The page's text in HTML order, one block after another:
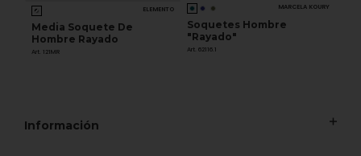
ELEMENTO
Media Soquete De
Hombre Rayado
Art. 121MR
MARCELA KOURY
Soquetes Hombre
"Rayado"
Art. 62116.1
Información